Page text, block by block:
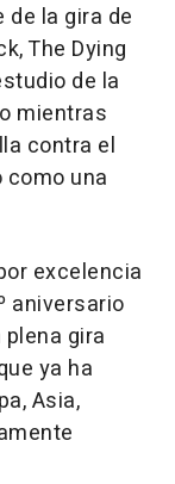
la gira de
The Dying
de la
mientras
contra el
una
excelencia
aniversario
gira
ya ha
Asia,